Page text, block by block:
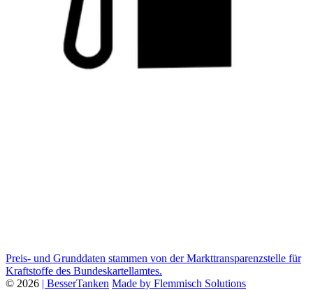
Preis- und Grunddaten stammen von der Markttransparenzstelle für
Kraftstoffe des Bundeskartellamtes.
© 2026 | BesserTanken Made by Flemmisch Solutions